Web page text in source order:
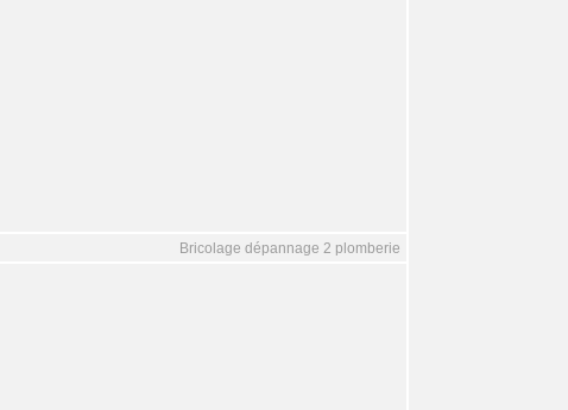
Bricolage dépannage 2 plomberie